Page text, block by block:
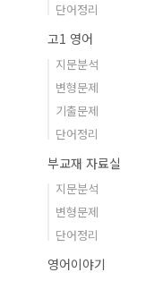
단어정리
고1 영어
지문분석
변형문제
기출문제
단어정리
부교재 자료실
지문분석
변형문제
단어정리
영어이야기